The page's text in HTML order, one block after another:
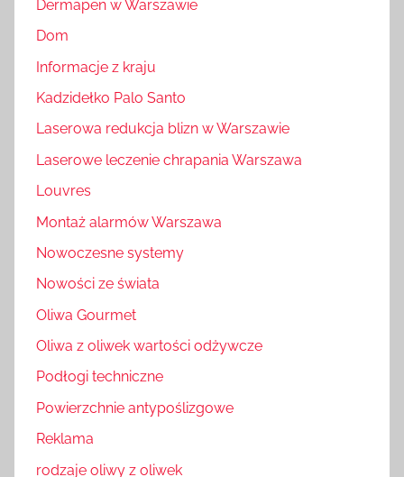
Dermapen w Warszawie
Dom
Informacje z kraju
Kadzidełko Palo Santo
Laserowa redukcja blizn w Warszawie
Laserowe leczenie chrapania Warszawa
Louvres
Montaż alarmów Warszawa
Nowoczesne systemy
Nowości ze świata
Oliwa Gourmet
Oliwa z oliwek wartości odżywcze
Podłogi techniczne
Powierzchnie antypoślizgowe
Reklama
rodzaje oliwy z oliwek